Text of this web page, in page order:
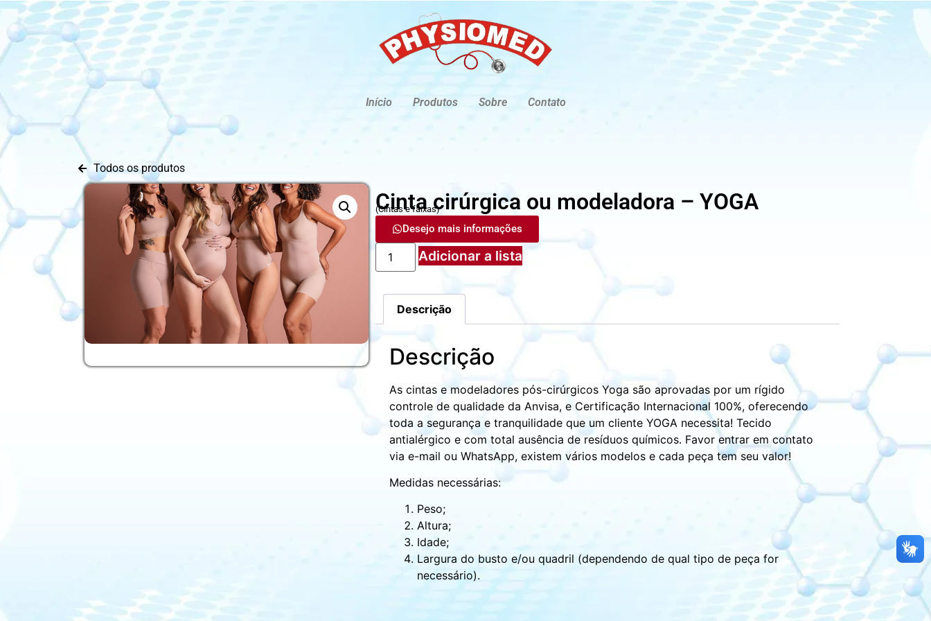
Início Produtos Sobre Contato
Todos os produtos
Cinta cirúrgica ou modeladora – YOGA
(Cintas e faixas)
Desejo mais informações
Adicionar a lista
Descrição
Descrição
As cintas e modeladores pós-cirúrgicos Yoga são aprovadas por um rígido
controle de qualidade da Anvisa, e Certificação Internacional 100%, oferecendo
toda a segurança e tranquilidade que um cliente YOGA necessita! Tecido
antialérgico e com total ausência de resíduos químicos. Favor entrar em contato
via e-mail ou WhatsApp, existem vários modelos e cada peça tem seu valor!
Medidas necessárias:
Peso;
Altura;
Idade;
Largura do busto e/ou quadril (dependendo de qual tipo de peça for
necessário).